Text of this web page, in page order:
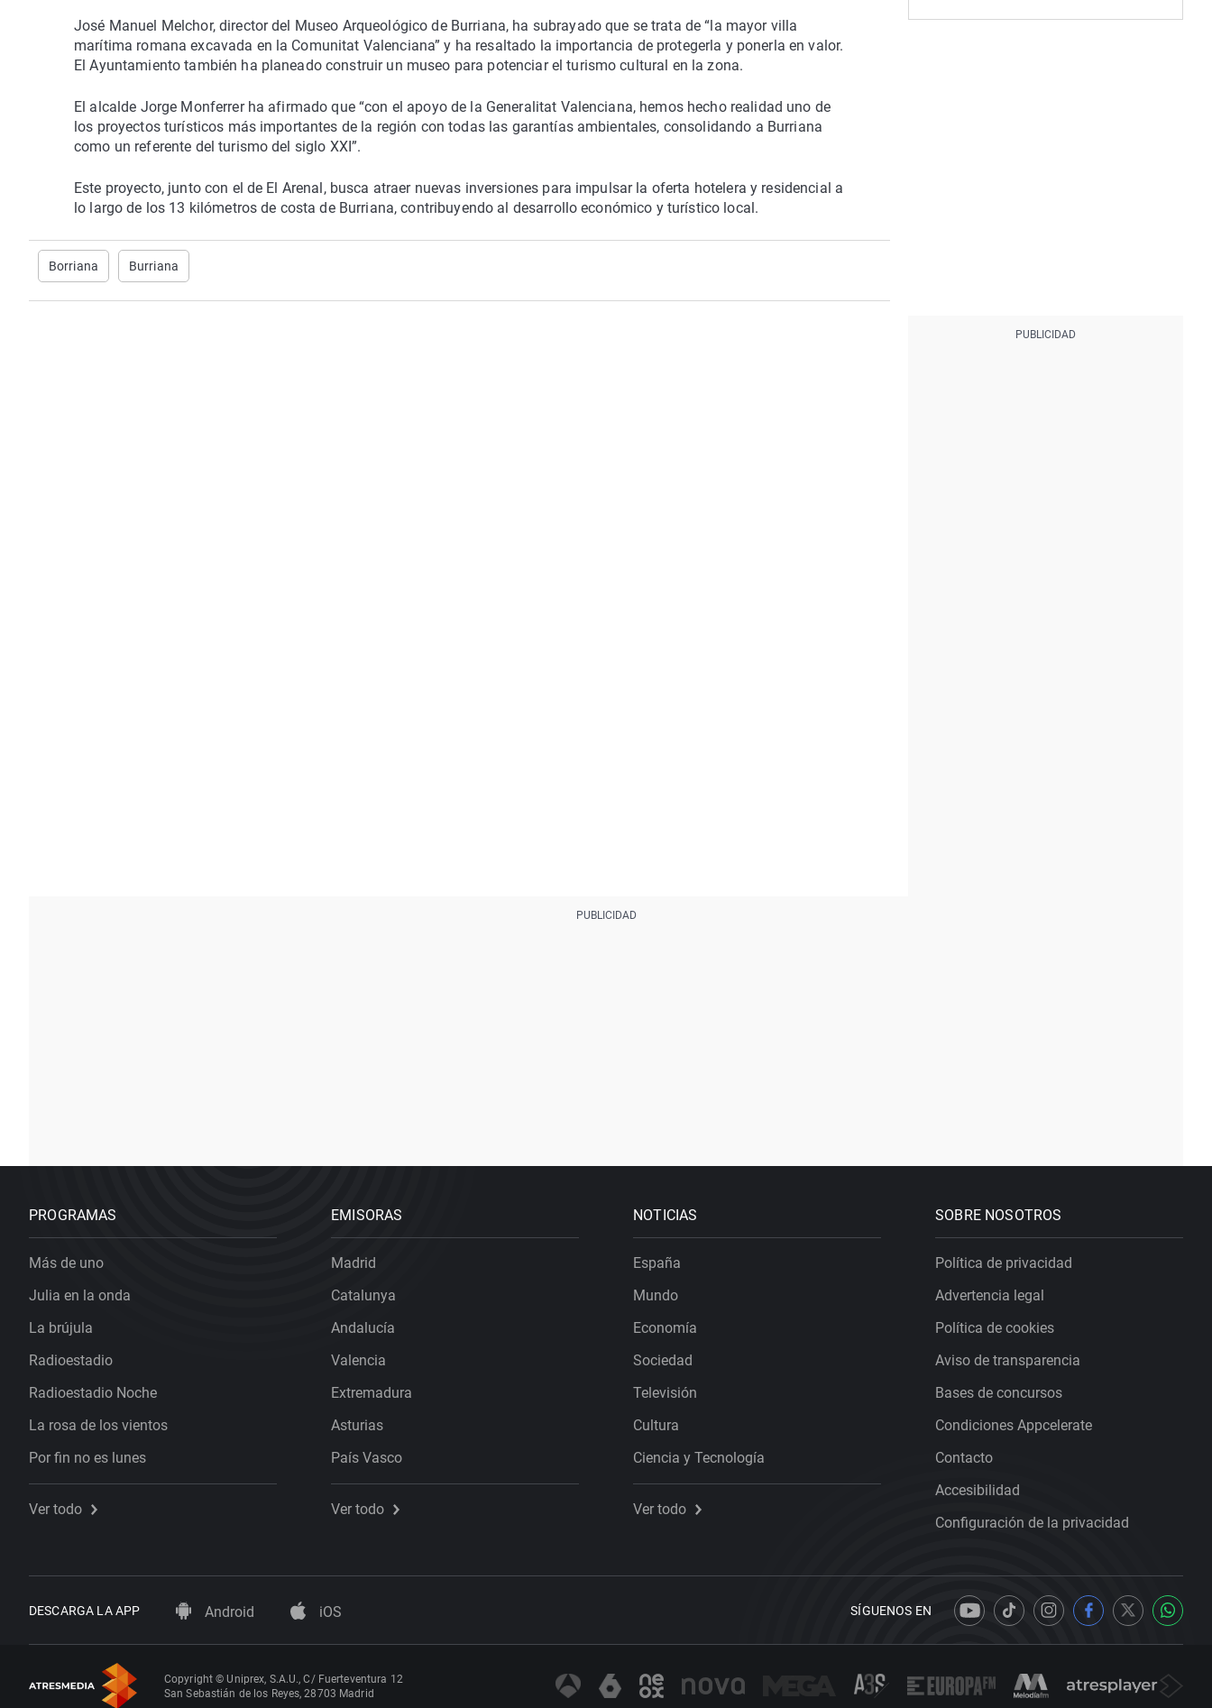
José Manuel Melchor, director del Museo Arqueológico de Burriana, ha subrayado que se trata de “la mayor villa
marítima romana excavada en la Comunitat Valenciana” y ha resaltado la importancia de protegerla y ponerla en valor.
El Ayuntamiento también ha planeado construir un museo para potenciar el turismo cultural en la zona.
El alcalde Jorge Monferrer ha afirmado que “con el apoyo de la Generalitat Valenciana, hemos hecho realidad uno de
los proyectos turísticos más importantes de la región con todas las garantías ambientales, consolidando a Burriana
como un referente del turismo del siglo XXI”.
Este proyecto, junto con el de El Arenal, busca atraer nuevas inversiones para impulsar la oferta hotelera y residencial a
lo largo de los 13 kilómetros de costa de Burriana, contribuyendo al desarrollo económico y turístico local.
Borriana Burriana
PROGRAMAS
Más de uno
Julia en la onda
La brújula
Radioestadio
Radioestadio Noche
La rosa de los vientos
Por fin no es lunes
Ver todo
EMISORAS
Madrid
Catalunya
Andalucía
Valencia
Extremadura
Asturias
País Vasco
Ver todo
NOTICIAS
España
Mundo
Economía
Sociedad
Televisión
Cultura
Ciencia y Tecnología
Ver todo
SOBRE NOSOTROS
Política de privacidad
Advertencia legal
Política de cookies
Aviso de transparencia
Bases de concursos
Condiciones Appcelerate
Contacto
Accesibilidad
Configuración de la privacidad
DESCARGA LA APP Android iOS SÍGUENOS EN
Copyright © Uniprex, S.A.U., C/ Fuerteventura 12
San Sebastián de los Reyes, 28703 Madrid